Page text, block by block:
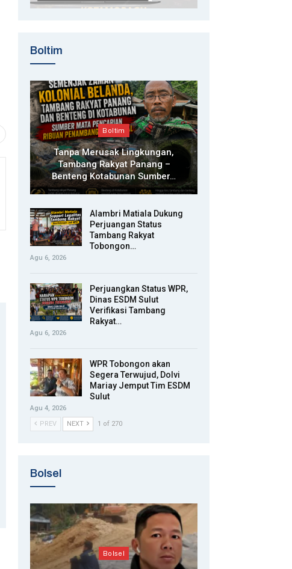
Boltim
Boltim
Tanpa Merusak Lingkungan,
Tambang Rakyat Panang –
Benteng Kotabunan Sumber…
Alambri Matiala Dukung
Perjuangan Status
Tambang Rakyat
Tobongon…
Agu 6, 2026
Perjuangkan Status WPR,
Dinas ESDM Sulut
Verifikasi Tambang
Rakyat…
Agu 6, 2026
WPR Tobongon akan
Segera Terwujud, Dolvi
Mariay Jemput Tim ESDM
Sulut
Agu 4, 2026
PREV
NEXT 1 of 270
Bolsel
Bolsel